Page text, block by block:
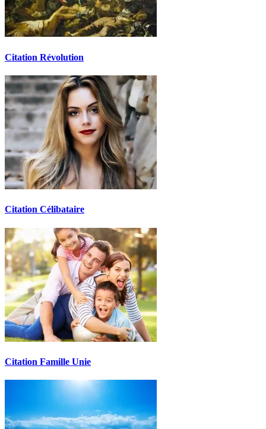
Citation Révolution
Citation Célibataire
Citation Famille Unie